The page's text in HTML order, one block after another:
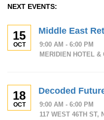
NEXT EVENTS:
15
OCT
Middle East
9:00 AM - 6:00 PM
MERIDIEN HOTEL &
18
OCT
Decoded
9:00 AM - 6:00 PM
117 WEST 46TH ST,